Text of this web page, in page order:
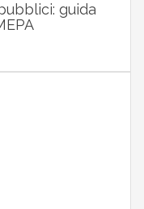
guida